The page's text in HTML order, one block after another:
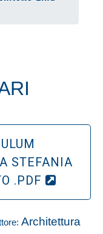
STEFANIA
.PDF
Architettura